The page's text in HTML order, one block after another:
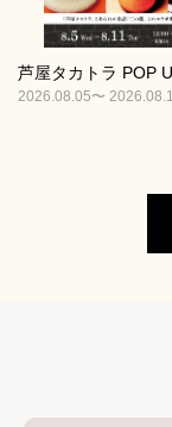
芦屋タカトラ POP
2026.08.05〜